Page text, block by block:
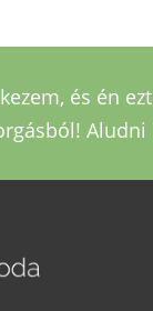
és én
Aludni